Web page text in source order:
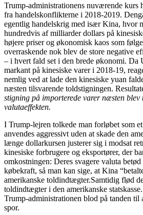
Trump-administrationens nuværende kurs
fra handelskonflikterne i 2018-2019.
egentlig handelskrig med især Kina, hvor
hundredvis af milliarder dollars på
højere priser og økonomisk kaos som
overraskende nok blev de store negative
– i hvert fald set i den brede økonomi. Da
markant på kinesiske varer i 2018-19,
nemlig ved at lade den kinesiske yuan
næsten tilsvarende toldstigningen.
stigning på importerede varer næsten blev
valutaeffekten.
I Trump-lejren tolkede man forløbet som
anvendes aggressivt uden at skade den
længe dollarkursen justerer sig i modsat
kinesiske forbrugere og eksportører, der
omkostningen: Deres svagere valuta
købekraft, så man kan sige, at Kina
amerikanske toldindtægter.Samtidig flød
toldindtægter i den amerikanske
Trump-administrationen blod på tanden til
spor.